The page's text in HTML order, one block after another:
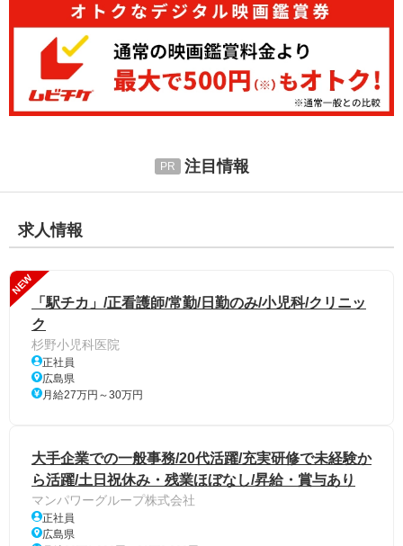
注目情報
求人情報
NEW
「駅チカ」/正看護師/常勤/日勤のみ/小児科/クリニッ
ク
杉野小児科医院
正社員
広島県
月給27万円～30万円
大手企業での一般事務/20代活躍/充実研修で未経験か
ら活躍/土日祝休み・残業ほぼなし/昇給・賞与あり
マンパワーグループ株式会社
正社員
広島県